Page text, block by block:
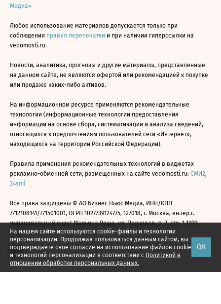
На нашем сайте используются cookie-файлы и технологии
персонализации. Продолжая пользоваться данным сайтом, вы
подтверждаете свое согласие на использование файлов cookie
и технологий персонализации в соответствии с Политикой в
отношении обработки персональных данных.
ОК
Медиа»
Любое использование материалов допускается только при
соблюдении правил перепечатки и при наличии гиперссылки на
vedomosti.ru
Новости, аналитика, прогнозы и другие материалы, представленные
на данном сайте, не являются офертой или рекомендацией к покупке
или продаже каких-либо активов.
На информационном ресурсе применяются рекомендательные
технологии (информационные технологии предоставления
информации на основе сбора, систематизации и анализа сведений,
относящихся к предпочтениям пользователей сети «Интернет»,
находящихся на территории Российской Федерации).
Правила применения рекомендательных технологий в виджетах
рекламно-обменной сети, размещенных на сайте vedomosti.ru: СМИ2,
24smi
Все права защищены © АО Бизнес Ньюс Медиа, ИНН/КПП
7712108141/771501001, ОГРН 1027739124775, 127018, г. Москва, вн.тер.г.
муниципальный округ Марьина Роща, ул. Полковая, д. 3, стр. 1 1999—
2026